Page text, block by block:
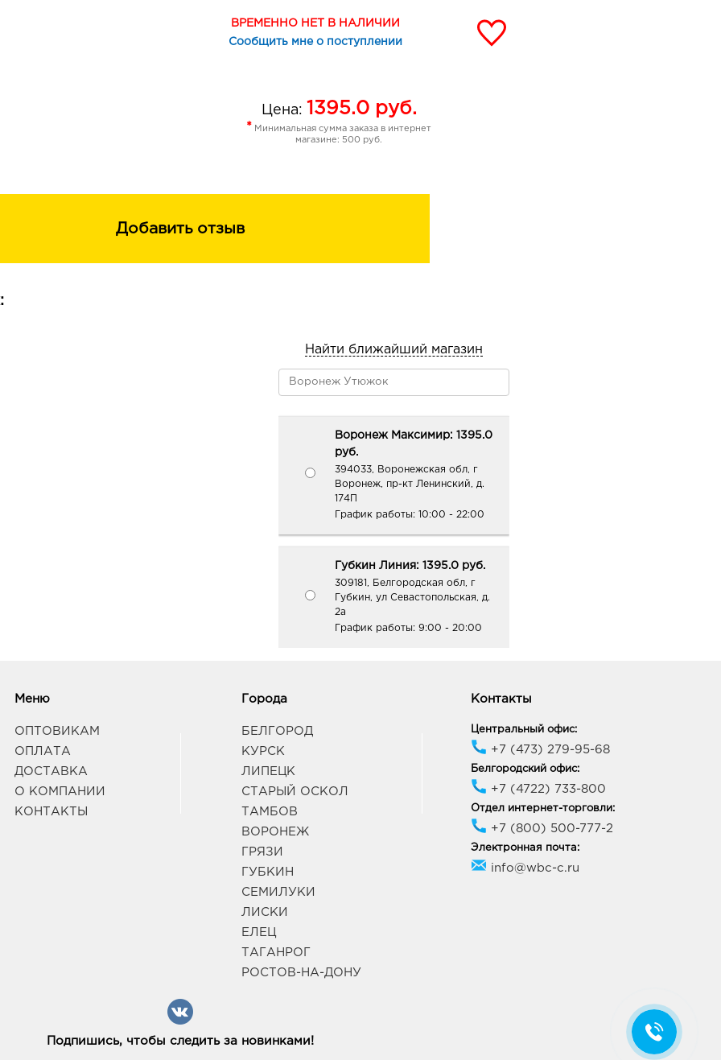
НАЧАЛЬНЫЕ НОТЫ: Мандарин, Апельсин, Груша
СЕРДЕЧНЫЕ НОТЫ: Ландыш, Магнолия, Роза, Сандал
ВРЕМЕННО НЕТ В НАЛИЧИИ
Сообщить мне о поступлении
Цена: 1395.0руб.
* Минимальная сумма заказа в интернет
магазине: 500 руб.
Добавить отзыв
Найти ближайший магазин
Воронеж Максимир: 1395.0
руб.
394033, Воронежская обл, г
Воронеж, пр-кт Ленинский, д.
174П
График работы: 10:00 - 22:00
Губкин Линия: 1395.0 руб.
309181, Белгородская обл, г
Губкин, ул Севастопольская, д.
2а
График работы: 9:00 - 20:00
Меню
ОПТОВИКАМ
ОПЛАТА
ДОСТАВКА
О КОМПАНИИ
КОНТАКТЫ
Города
БЕЛГОРОД
КУРСК
ЛИПЕЦК
СТАРЫЙ ОСКОЛ
ТАМБОВ
ВОРОНЕЖ
ГРЯЗИ
ГУБКИН
СЕМИЛУКИ
ЛИСКИ
ЕЛЕЦ
ТАГАНРОГ
РОСТОВ-НА-ДОНУ
Контакты
Центральный офис:
+7 (473) 279-95-68
Белгородский офис:
+7 (4722) 733-800
Отдел интернет-торговли:
+7 (800) 500-777-2
Электронная почта:
info@wbc-c.ru
Подпишись, чтобы следить за новинками!